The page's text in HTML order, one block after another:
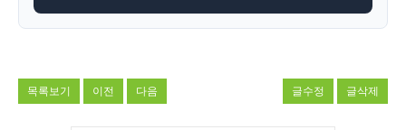
목록보기 이전 다음 글수정 글삭제